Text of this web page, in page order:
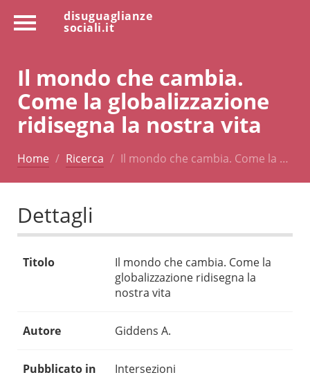
disuguaglianze
sociali.it
Il mondo che cambia.
Come la globalizzazione
ridisegna la nostra vita
Home Ricerca Il mondo che cambia. Come la …
Dettagli
Titolo
Il mondo che cambia. Come la
globalizzazione ridisegna la
nostra vita
Autore Giddens A.
Pubblicato in Intersezioni